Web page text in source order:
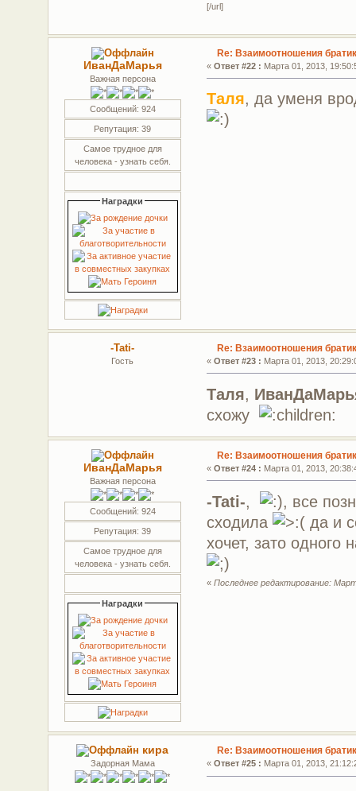
[/url]
ИванДаМарья
Важная персона
Сообщений: 924
Репутация: 39
Самое трудное для
человека - узнать себя.
Наградки
Re: Взаимоотношения
«Ответ #22 : Марта 01, 2013,
Таля, да уменя
-Tati-
Гость
Re: Взаимоотношения
«Ответ #23 : Марта 01, 2013,
Таля,
схожу
ИванДаМарья
Важная персона
Сообщений: 924
Репутация: 39
Самое трудное для
человека - узнать себя.
Наградки
Re: Взаимоотношения
«Ответ #24 : Марта 01, 2013,
-Tati-,
, все
сходила
да и
хочет, зато одного
«Последнее редактирование:
кира
Задорная Мама
Re: Взаимоотношения
«Ответ #25 : Марта 01, 2013,